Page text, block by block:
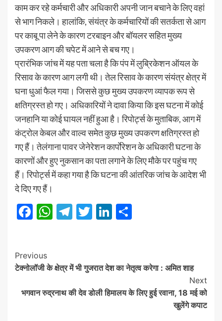
काम कर रहे कर्मचारी और अधिकारी अपनी जान बचाने के लिए वहां
से भाग निकले। हालांकि, संयंत्र के कर्मचारियों की सतर्कता से आग
पर काबू पा लेने के कारण टरबाइन और बॉयलर सहित मुख्य
उपकरण आग की चपेट में आने से बच गए।
प्रारंभिक जांच में यह पता चला है कि पंप में लुब्रिकेशन ऑयल के
रिसाव के कारण आग लगी थी। तेल रिसाव के कारण संयंत्र क्षेत्र में
घना धुआं फैल गया। जिससे कुछ मुख्य उपकरण व्यापक रूप से
क्षतिग्रस्त हो गए। अधिकारियों ने दावा किया कि इस घटना में कोई
जनहानि या कोई घायल नहीं हुआ है। रिपोर्ट्स के मुताबिक, आग में
कंट्रोल केबल और वाल्व समेत कुछ मुख्य उपकरण क्षतिग्रस्त हो
गए हैं। तेलंगाना पावर जेनेरेशन कार्पाेरेशन के अधिकारी घटना के
कारणों और हुए नुकसान का पता लगाने के लिए मौके पर पहुंच गए
हैं। रिपोर्ट्स में कहा गया है कि घटना की आंतरिक जांच के आदेश भी
दे दिए गए हैं।
Facebook
WhatsApp
Telegram
TwitterLinkedIn
Post
Navigation
Previous
टेक्नोलॉजी के क्षेत्र में भी गुजरात देश का नेतृत्व करेगा : अमित शाह
Next
भगवान रुद्रनाथ की देव डोली हिमालय के लिए हुई रवाना, 18 मई को
खुलेंगे कपाट